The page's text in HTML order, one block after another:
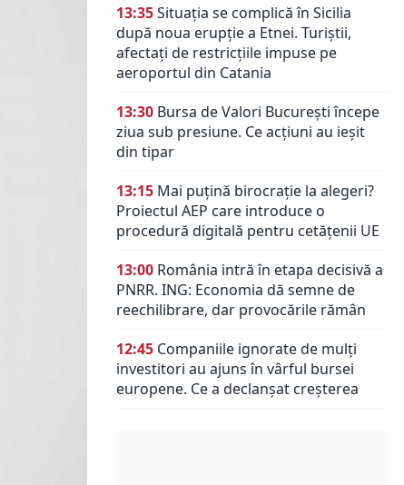
13:35Situația se complică în Sicilia
după noua erupție a Etnei. Turiștii,
afectați de restricțiile impuse pe
aeroportul din Catania
13:30 Bursa de Valori București începe
ziua sub presiune. Ce acțiuni au ieșit
din tipar
13:15 Mai puțină birocrație la alegeri?
Proiectul AEP care introduce o
procedură digitală pentru cetățenii UE
13:00 România intră în etapa decisivă a
PNRR. ING: Economia dă semne de
reechilibrare, dar provocările rămân
12:45 Companiile ignorate de mulți
investitori au ajuns în vârful bursei
europene. Ce a declanșat creșterea